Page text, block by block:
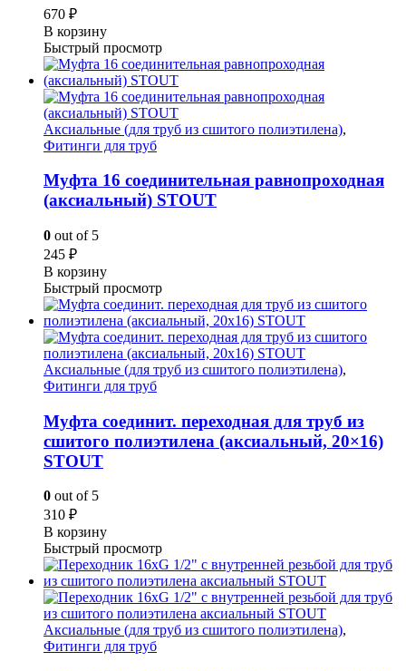
670 ₽
В корзину
Быстрый просмотр
Аксиальные (для труб из сшитого полиэтилена),
Фитинги для труб
Муфта 16 соединительная равнопроходная
(аксиальный) STOUT
0 out of 5
245 ₽
В корзину
Быстрый просмотр
Аксиальные (для труб из сшитого полиэтилена),
Фитинги для труб
Муфта соединит. переходная для труб из
сшитого полиэтилена (аксиальный, 20×16)
STOUT
0 out of 5
310 ₽
В корзину
Быстрый просмотр
Аксиальные (для труб из сшитого полиэтилена),
Фитинги для труб